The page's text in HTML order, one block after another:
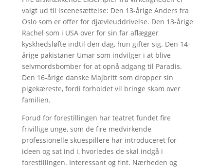
valgt ud til iscenesættelse: Den 13-årige Anders fra
Oslo som er offer for djævleuddrivelse. Den 13-årige
Rachel som i USA over for sin far aflægger
kyskhedsløfte indtil den dag, hun gifter sig. Den 14-
årige pakistaner Umar som indvilger i at blive
selvmordsbomber for at opnå adgang til Paradis.
Den 16-årige danske Majbritt som dropper sin
pigekæreste, fordi forholdet vil bringe skam over
familien.
Forud for forestillingen har teatret fundet fire
frivillige unge, som de fire medvirkende
professionelle skuespillere har introduceret for
ideen og sat ind i, hvorledes de skal indgå i
forestillingen. Interessant og fint. Nærheden og